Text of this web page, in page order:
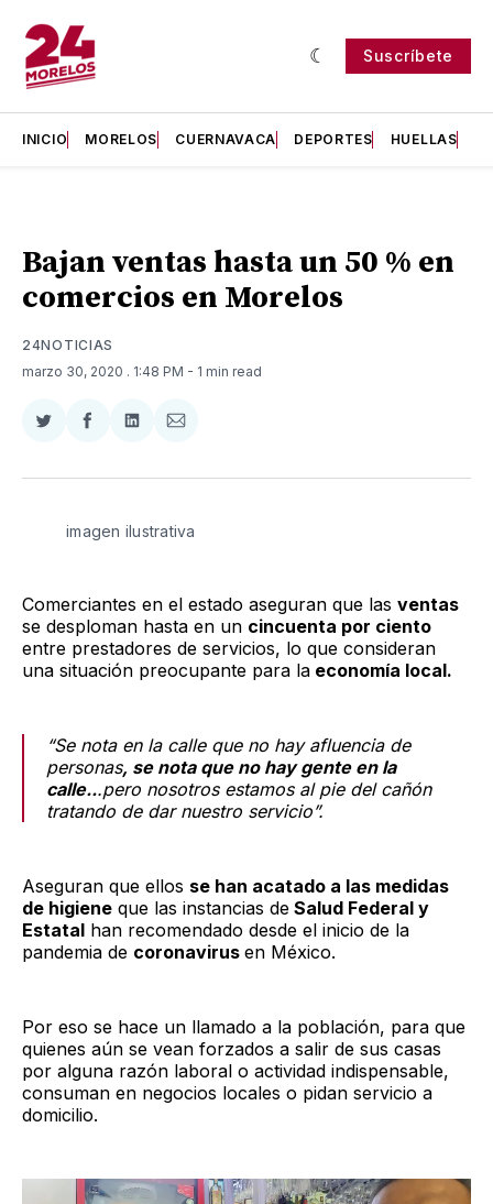
Suscríbete
INICIO MORELOS CUERNAVACA DEPORTES HUELLAS
Bajan ventas hasta un 50 % en
comercios en Morelos
24NOTICIAS
marzo 30, 2020 . 1:48 PM - 1 min read
Compartir
Twitter
Compartir
Facebook
Compartir
LinkedIn
Compartir
Email
imagen ilustrativa
Comerciantes en el estado aseguran que las ventas
se desploman hasta en un cincuenta por ciento
entre prestadores de servicios, lo que consideran
una situación preocupante para la economía local.
“Se nota en la calle que no hay afluencia de
personas, se nota que no hay gente en la
calle...pero nosotros estamos al pie del cañón
tratando de dar nuestro servicio”.
Aseguran que ellos se han acatado a las medidas
de higiene que las instancias de Salud Federal y
Estatal han recomendado desde el inicio de la
pandemia de coronavirus en México.
Por eso se hace un llamado a la población, para que
quienes aún se vean forzados a salir de sus casas
por alguna razón laboral o actividad indispensable,
consuman en negocios locales o pidan servicio a
domicilio.